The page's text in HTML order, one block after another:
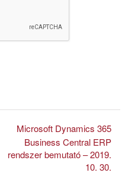
Microsoft Dynamics 365
Business Central ERP
rendszer bemutató – 2019.
10. 30.